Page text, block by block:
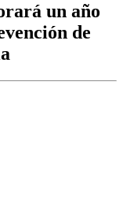
un año
de